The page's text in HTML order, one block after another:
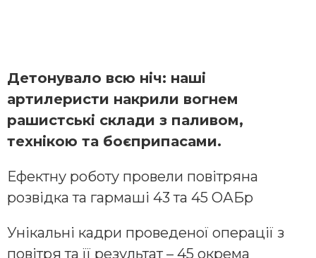
Детонувало всю ніч: наші
артилеристи накрили вогнем
рашистські склади з паливом,
технікою та боєприпасами.
Ефектну роботу провели повітряна
розвідка та гармаші 43 та 45 ОАБр
Унікальні кадри проведеної операції з
повітря та її результат – 45 окрема